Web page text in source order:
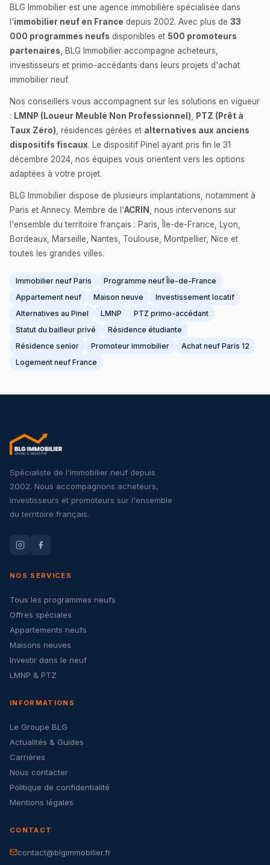
BLG Immobilier est une agence immobilière spécialisée dans
l'immobilier neuf en France depuis 2002. Avec plus de 33
000 programmes neufs disponibles et 500 promoteurs
partenaires , BLG Immobilier accompagne acheteurs,
investisseurs et primo-accédants dans leurs projets d'achat
immobilier neuf.
Nos conseillers vous accompagnent sur les solutions en vigueur
: LMNP (Loueur Meublé Non Professionnel)
PTZ (Prêt à
Taux Zéro) , résidences gérées et alternatives aux anciens
dispositifs fiscaux. Le dispositif Pinel ayant pris fin le 31
décembre 2024, nos équipes vous orientent vers les options
adaptées à votre projet.
BLG Immobilier dispose de plusieurs implantations, notamment à
Paris et Annecy. Membre de l'ACRIN
, nous intervenons sur
l'ensemble du territoire français : Paris, Île-de-France, Lyon,
Bordeaux, Marseille, Nantes, Toulouse, Montpellier, Nice et
toutes les grandes villes.
Immobilier neuf Paris
Programme neuf Île-de-France
Appartement neuf
Maison neuve
Investissement locatif
Alternatives au Pinel
LMNP
PTZ primo-accédant
Statut du bailleur privé
Résidence étudiante
Résidence senior
Promoteur immobilier
Achat neuf Paris 12
Logement neuf France
Spécialiste de l'immobilier neuf depuis
2002. Nous accompagnons acheteurs,
investisseurs et promoteurs sur l'ensemble
du territoire français.
NOS SERVICES
Tous les programmes neufs
Offres spéciales
Appartements neufs
Maisons neuves
Investir dans le neuf
LMNP & PTZ
INFORMATIONS
Le Groupe BLG
Actualités & Guides
Carrières
Nous contacter
Politique de confidentialité
Mentions légales
CONTACT
contact@blgimmobilier.fr